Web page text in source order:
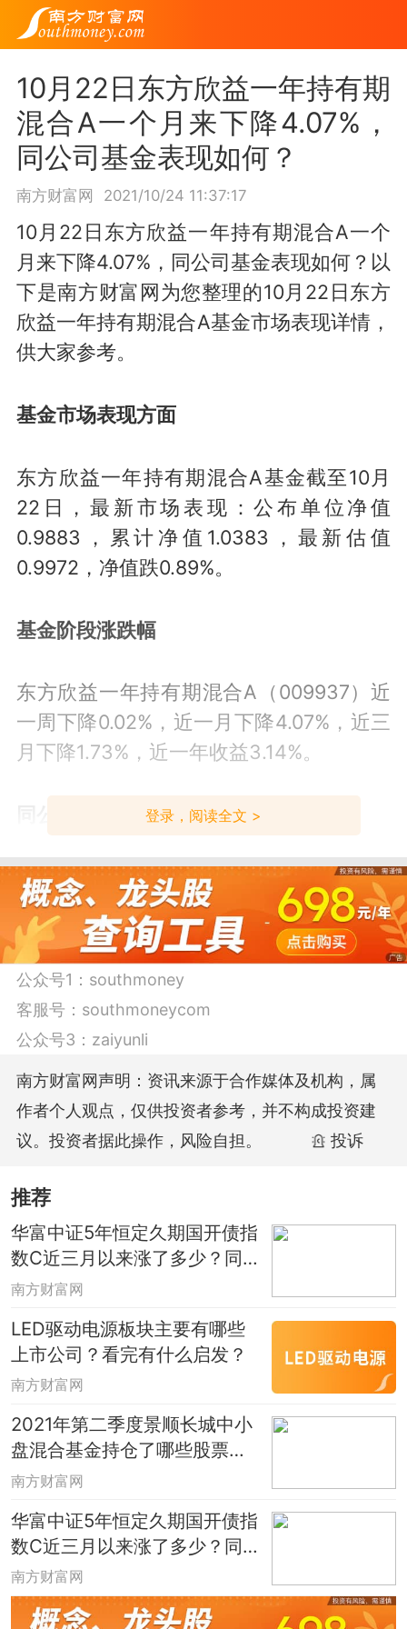
10月22日东方欣益一年持有期
混合A一个月来下降4.07%，
同公司基金表现如何？
南方财富网 2021/10/24 11:37:17
10月22日东方欣益一年持有期混合A一个
月来下降4.07%，同公司基金表现如何？以
下是南方财富网为您整理的10月22日东方
欣益一年持有期混合A基金市场表现详情，
供大家参考。
基金市场表现方面
东方欣益一年持有期混合A基金截至10月
22日，最新市场表现：公布单位净值
0.9883，累计净值1.0383，最新估值
0.9972，净值跌0.89%。
基金阶段涨跌幅
东方欣益一年持有期混合A（009937）近
一周下降0.02%，近一月下降4.07%，近三
月下降1.73%，近一年收益3.14%。
截至2021年10月22日，基金同公司按单位
净值排名前三有：东方策略成长混合基
金、东方新能源汽车混合基金、东方新兴
成长混合基金，最新单位净值分别为
5.2262、4.6028、2.9354，日增长率分别
为0.76%、-1.09%、0.83%。
数据由南方财富网提供，仅供参考，不构
成投资建议，据此操作，风险自担。
登录，阅读全文 >
公众号1： southmoney
客服号： southmoneycom
公众号3： zaiyunli
南方财富网声明：资讯来源于合作媒体及机构，属
作者个人观点，仅供投资者参考，并不构成投资建
议。投资者据此操作，风险自担。
投诉
推荐
华富中证5年恒定久期国开债指
数C近三月以来涨了多少？同
公司基金表现如何？（10月22
南方财富网
LED驱动电源板块主要有哪些
上市公司？看完有什么启发？
南方财富网
2021年第二季度景顺长城中小
盘混合基金持仓了哪些股票？2
021年第二季度有什么重大买
南方财富网
华富中证5年恒定久期国开债指
数C近三月以来涨了多少？同
公司基金表现如何？（10月22
日）
南方财富网